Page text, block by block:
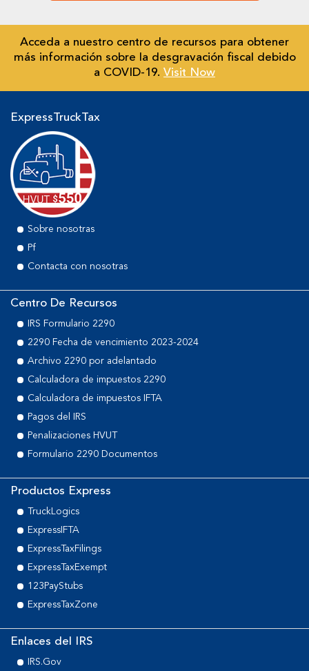
Acceda a nuestro centro de recursos para obtener
más información sobre la desgravación fiscal debido
a COVID-19. Visit Now
ExpressTruckTax
Sobre nosotras
Pf
Contacta con nosotras
Centro De Recursos
IRS Formulario 2290
2290 Fecha de vencimiento 2023-2024
Archivo 2290 por adelantado
Calculadora de impuestos 2290
Calculadora de impuestos IFTA
Pagos del IRS
Penalizaciones HVUT
Formulario 2290 Documentos
Productos Express
TruckLogics
ExpressIFTA
ExpressTaxFilings
ExpressTaxExempt
123PayStubs
ExpressTaxZone
Enlaces del IRS
IRS.Gov